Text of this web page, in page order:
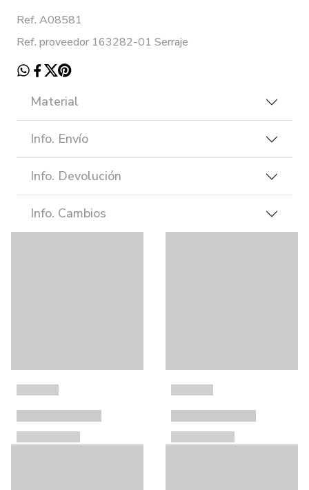
Ref. A08581
Ref. proveedor 163282-01 Serraje
Material
Info. Envío
Info. Devolución
Info. Cambios